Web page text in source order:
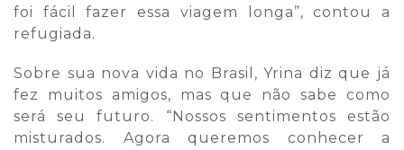
foi fácil fazer essa viagem longa”, contou a
refugiada.
Sobre sua nova vida no Brasil, Yrina diz que já
fez muitos amigos, mas que não sabe como
será seu futuro. “Nossos sentimentos estão
misturados. Agora queremos conhecer a